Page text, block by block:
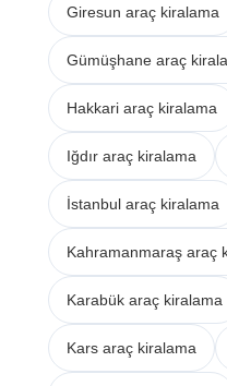
Giresun araç kiralama
Gümüşhane araç
Hakkari araç kiralama
Iğdır araç kiralama
İstanbul araç kiralama
Kahramanmaraş araç
Karabük araç kiralama
Kars araç kiralama